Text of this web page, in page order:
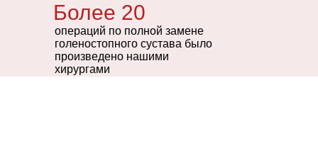
Более 20
операций по полной замене
голеностопного сустава было
произведено нашими
хирургами